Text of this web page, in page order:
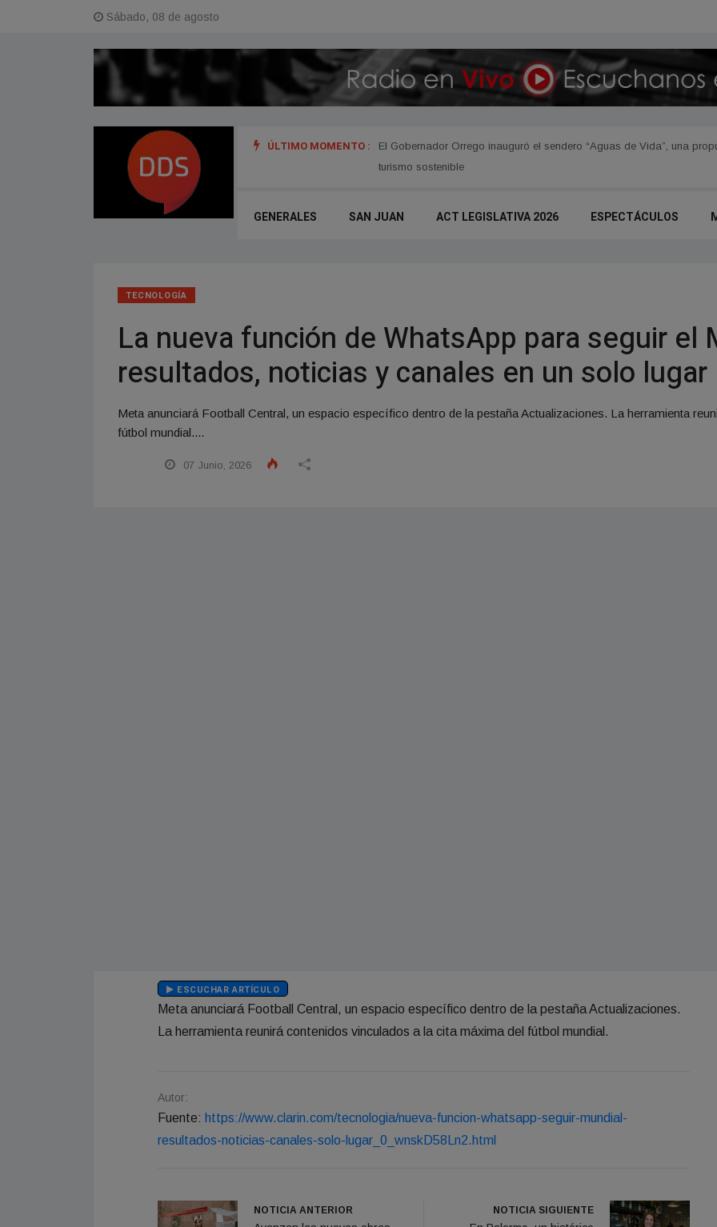
Sábado, 08 de agosto
ÚLTIMO MOMENTO :
referentes del hip hop de Argentina, Uruguay y Perú
El Gobernador Orrego inauguró el sendero “Aguas de Vida”, una
turismo sostenible
GENERALES SAN JUAN ACT LEGISLATIVA 2026 ESPECTÁCULOS
TECNOLOGÍ­A
La nueva función de WhatsApp para seguir el
resultados, noticias y canales en un solo lugar
Meta anunciará Football Central, un espacio específico dentro de la pestaña Actualizaciones. La herramienta
fútbol mundial....
07 Junio, 2026
ESCUCHAR ARTÍCULO
Meta anunciará Football Central, un espacio específico dentro de la pestaña Actualizaciones.
La herramienta reunirá contenidos vinculados a la cita máxima del fútbol mundial.
Autor:
Fuente: https://www.clarin.com/tecnologia/nueva-funcion-whatsapp-seguir-mundial-
resultados-noticias-canales-solo-lugar_0_wnskD58Ln2.html
NOTICIA ANTERIOR NOTICIA SIGUIENTE